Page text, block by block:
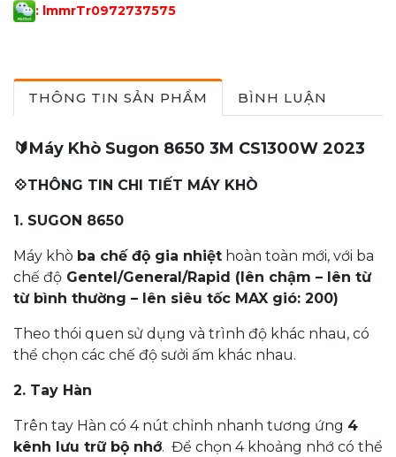
: lmmrTr0972737575
THÔNG TIN SẢN PHẨM BÌNH LUẬN
🔰Máy Khò Sugon 8650 3M CS1300W 2023
💠THÔNG TIN CHI TIẾT MÁY KHÒ
1. SUGON 8650
Máy khò ba chế độ gia nhiệt hoàn toàn mới, với ba
chế độ Gentel/General/Rapid (lên chậm – lên từ
từ bình thường – lên siêu tốc MAX gió: 200)
Theo thói quen sử dụng và trình độ khác nhau, có
thể chọn các chế độ sưởi ấm khác nhau.
2. Tay Hàn
Trên tay Hàn có 4 nút chỉnh nhanh tương ứng 4
kênh lưu trữ bộ nhớ. Để chọn 4 khoảng nhớ có thể